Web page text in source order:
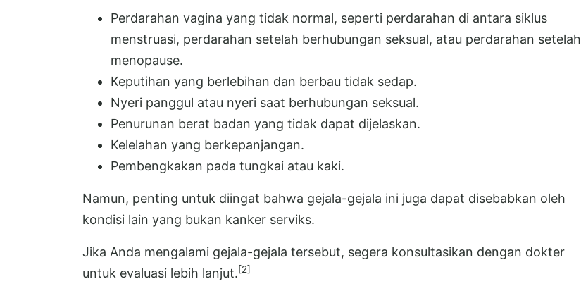
Perdarahan vagina yang tidak normal, seperti perdarahan di antara siklus
menstruasi, perdarahan setelah berhubungan seksual, atau perdarahan setelah
menopause.
Keputihan yang berlebihan dan berbau tidak sedap.
Nyeri panggul atau nyeri saat berhubungan seksual.
Penurunan berat badan yang tidak dapat dijelaskan.
Kelelahan yang berkepanjangan.
Pembengkakan pada tungkai atau kaki.
Namun, penting untuk diingat bahwa gejala-gejala ini juga dapat disebabkan oleh
kondisi lain yang bukan kanker serviks.
Jika Anda mengalami gejala-gejala tersebut, segera konsultasikan dengan dokter
untuk evaluasi lebih lanjut.[2]